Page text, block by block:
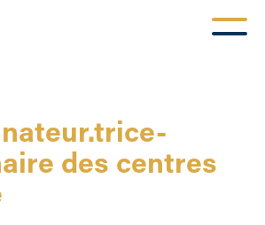
des centres